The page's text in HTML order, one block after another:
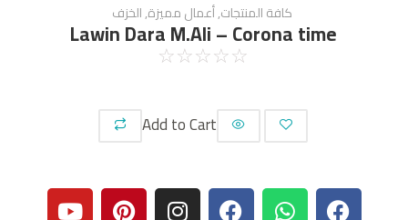
كافة المنتجات,أعمال مميزة,الخزف
Lawin Dara M.Ali – Corona time
☆
☆
☆
☆
☆
Add to Cart